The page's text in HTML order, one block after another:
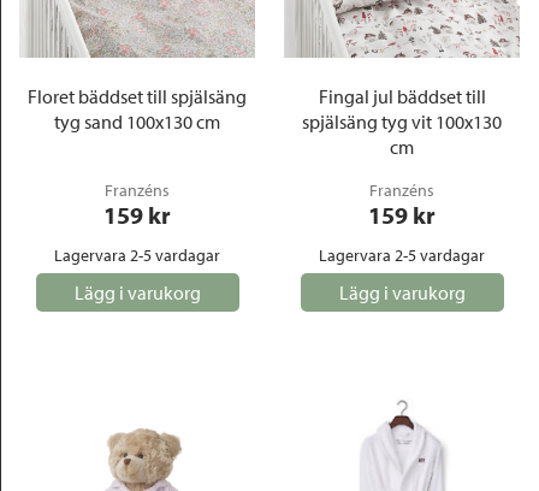
Outlet
Floret bäddset till spjälsäng
tyg sand 100x130 cm
Franzéns
159 kr
Lagervara 2-5 vardagar
Lägg i varukorg
Fingal jul bäddset till
spjälsäng tyg vit 100x130
cm
Franzéns
159 kr
Lagervara 2-5 vardagar
Lägg i varukorg